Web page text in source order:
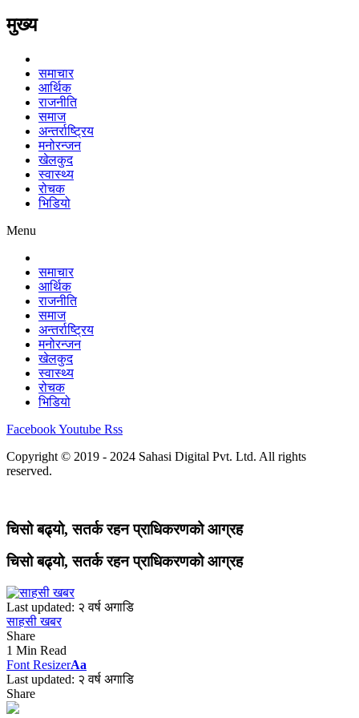
मुख्य
समाचार
आर्थिक
राजनीति
समाज
अन्तर्राष्ट्रिय
मनोरन्जन
खेलकुद
स्वास्थ्य
रोचक
भिडियो
Menu
समाचार
आर्थिक
राजनीति
समाज
अन्तर्राष्ट्रिय
मनोरन्जन
खेलकुद
स्वास्थ्य
रोचक
भिडियो
FacebookYoutube Rss
Copyright © 2019 - 2024 Sahasi Digital Pvt. Ltd. All rights
reserved.
चिसो बढ्यो, सतर्क रहन प्राधिकरणको आग्रह
चिसो बढ्यो, सतर्क रहन प्राधिकरणको आग्रह
Last updated: २ वर्ष अगाडि
साहसी खबर
Share
1 Min Read
Font ResizerAa
Last updated: २ वर्ष अगाडि
Share